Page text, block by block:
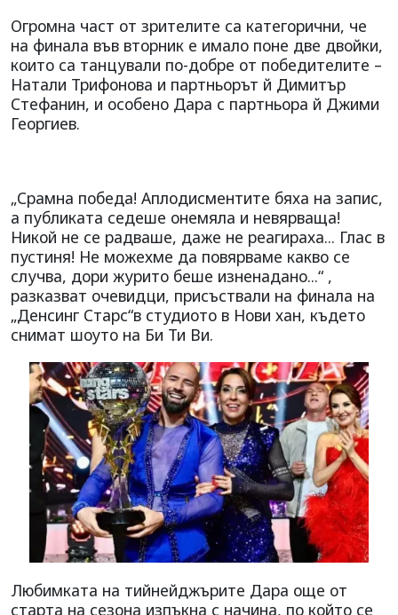
Огромна част от зрителите са категорични, че
на финала във вторник е имало поне две двойки,
които са танцували по-добре от победителите –
Натали Трифонова и партньорът й Димитър
Стефанин, и особено Дара с партньора й Джими
Георгиев.
„Срамна победа! Аплодисментите бяха на запис,
а публиката седеше онемяла и невярваща!
Никой не се радваше, даже не реагираха... Глас в
пустиня! Не можехме да повярваме какво се
случва, дори журито беше изненадано...“ ,
разказват очевидци, присъствали на финала на
„Денсинг Старс“в студиото в Нови хан, където
снимат шоуто на Би Ти Ви.
Любимката на тийнейджърите Дара още от
старта на сезона изпъкна с начина, по който се